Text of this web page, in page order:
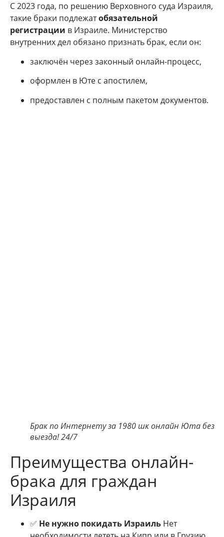
С 2023 года, по решению Верховного суда Израиля,
такие браки подлежатобязательной
регистрации в Израиле. Министерство
внутренних дел обязано признать брак, если он:
заключён через законный онлайн-процесс,
оформлен в Юте с апостилем,
предоставлен с полным пакетом документов.
Брак по Интернету за 1980 шк онлайн Юта без
выезда! 24/7
Преимущества онлайн-
брака для граждан
Израиля
✅ Не нужно покидать Израиль Нет